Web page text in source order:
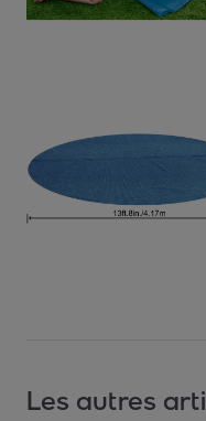
Les autres